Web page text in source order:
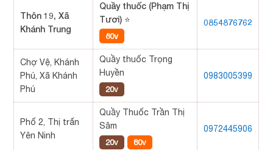
Thôn 19, Xã
Khánh Trung
Quầy thuốc (Phạm Thị
Tươi) ⭐
80v
0854876762
Chợ Vệ, Khánh
Phú, Xã Khánh
Phú
Quầy thuốc Trọng
Huyền
20v
0983005399
Phố 2, Thị trấn
Yên Ninh
Quầy Thuốc Trần Thị
Sâm
20v 80v
0972445906